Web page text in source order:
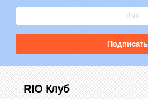
RIO Клуб